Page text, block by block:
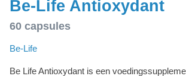
Be-Life Antioxydant
60 capsules
Be-Life
Be Life Antioxydant is een